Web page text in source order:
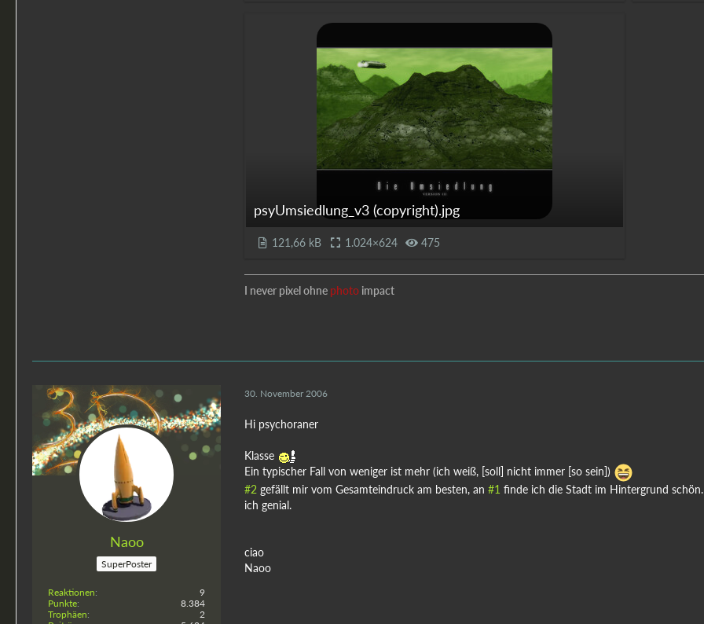
psyUmsiedlung_v3 (copyright).jpg
121,66 kB 1.024×624 475
I never pixel ohne photo impact
Naoo
SuperPoster
Reaktionen
9
Punkte
8.384
Trophäen
2
30. November 2006
Hi psychoraner
Klasse
Ein typischer Fall von weniger ist mehr (ich weiß, [soll] nicht immer [so sein])
#2 gefällt mir vom Gesamteindruck am besten, an #1 finde ich die Stadt im Hintergrund
ich genial.
ciao
Naoo